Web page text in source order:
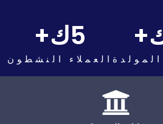
المولدة العملاء النشطون
5ك+